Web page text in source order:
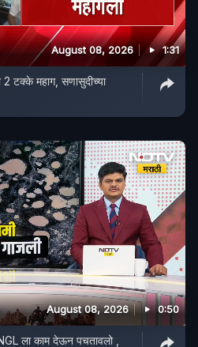
August 08, 2026 1:31
टक्के महाग, सणासुदीच्या
August 08, 2026 0:50
ला काम देऊन पचतावलो ,